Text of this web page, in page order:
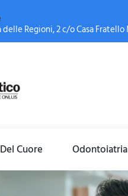
delle Regioni, 2 c/o Casa
Cuore